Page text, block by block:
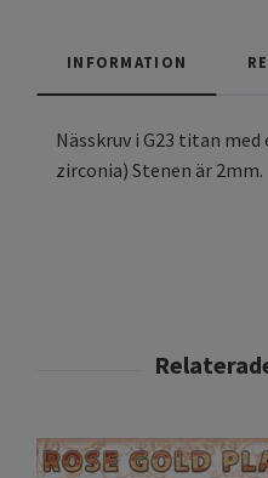
INFORMATION
Nässkruv i G23 titan
zirconia) Stenen är 2mm.